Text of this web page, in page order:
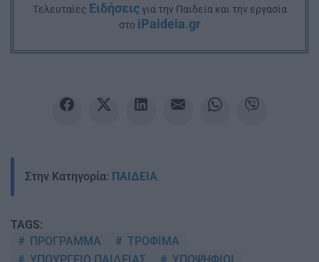
Tελευταίες Ειδήσειςγια την Παιδεία και την εργασία
στο iPaideia.gr
Στην Κατηγορία: ΠΑΙΔΕΙΑ
TAGS:
ΠΡΟΓΡΑΜΜΑ
ΤΡΟΦΙΜΑ
ΥΠΟΥΡΓΕΙΟ ΠΑΙΔΕΙΑΣ
ΥΠΟΨΗΦΙΟΙ